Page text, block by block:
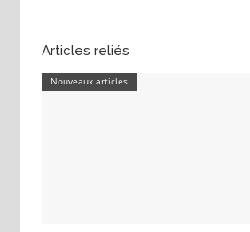
Articles reliés
Nouveaux articles